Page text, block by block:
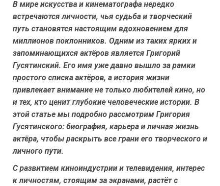
В мире искусства и кинематографа нередко
встречаются личности, чья судьба и творческий
путь становятся настоящим вдохновением для
миллионов поклонников. Одним из таких ярких и
запоминающихся актёров является Григорий
Гусятинский. Его имя уже давно вышло за рамки
простого списка актёров, а история жизни
привлекает внимание не только любителей кино, но
и тех, кто ценит глубокие человеческие истории. В
этой статье мы подробно рассмотрим Григория
Гусятинского: биография, карьера и личная жизнь
актёра, чтобы раскрыть все грани его творческого и
личного пути.
С развитием киноиндустрии и телевидения, интерес
к личностям, стоящим за экранами, растёт с